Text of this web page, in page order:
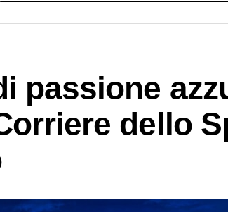
passione
dello